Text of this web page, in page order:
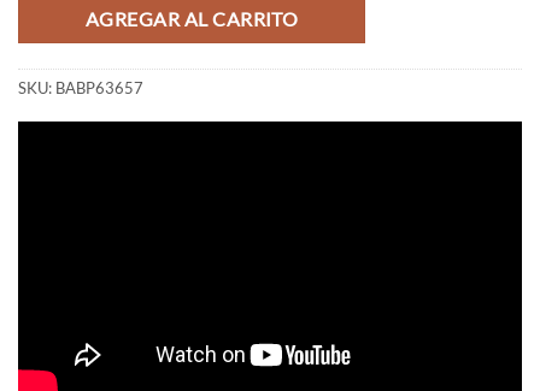
AGREGAR AL CARRITO
SKU: BABP63657